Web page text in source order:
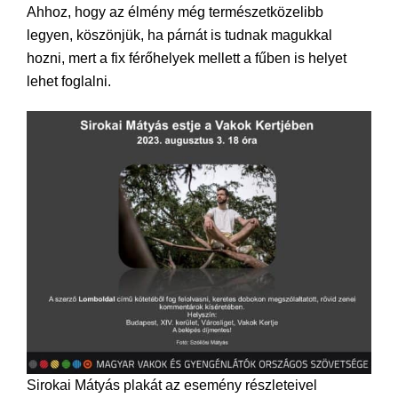
Ahhoz, hogy az élmény még természetközelibb
legyen, köszönjük, ha párnát is tudnak magukkal
hozni, mert a fix férőhelyek mellett a fűben is helyet
lehet foglalni.
Sirokai Mátyás plakát az esemény részleteivel